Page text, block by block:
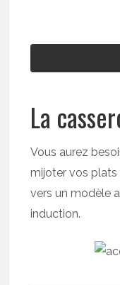
La
Vous aurez
mijoter vos plats
vers un modèle
induction.